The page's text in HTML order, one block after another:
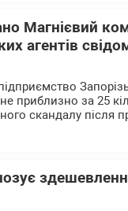
Магнієвий
агентів
приблизно за 25
скандалу після